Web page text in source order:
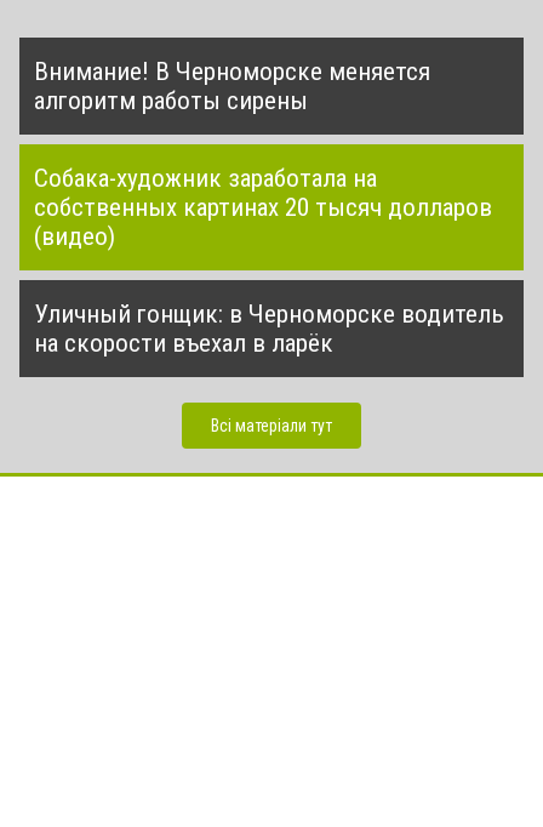
Внимание! В Черноморске меняется
алгоритм работы сирены
Собака-художник заработала на
собственных картинах 20 тысяч долларов
(видео)
Уличный гонщик: в Черноморске водитель
на скорости въехал в ларёк
Всі матеріали тут